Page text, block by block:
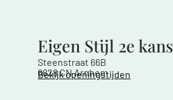
Eigen Stijl 2e kans
Steenstraat 66B
6828 CN Arnhem
Bekijk openingstijden